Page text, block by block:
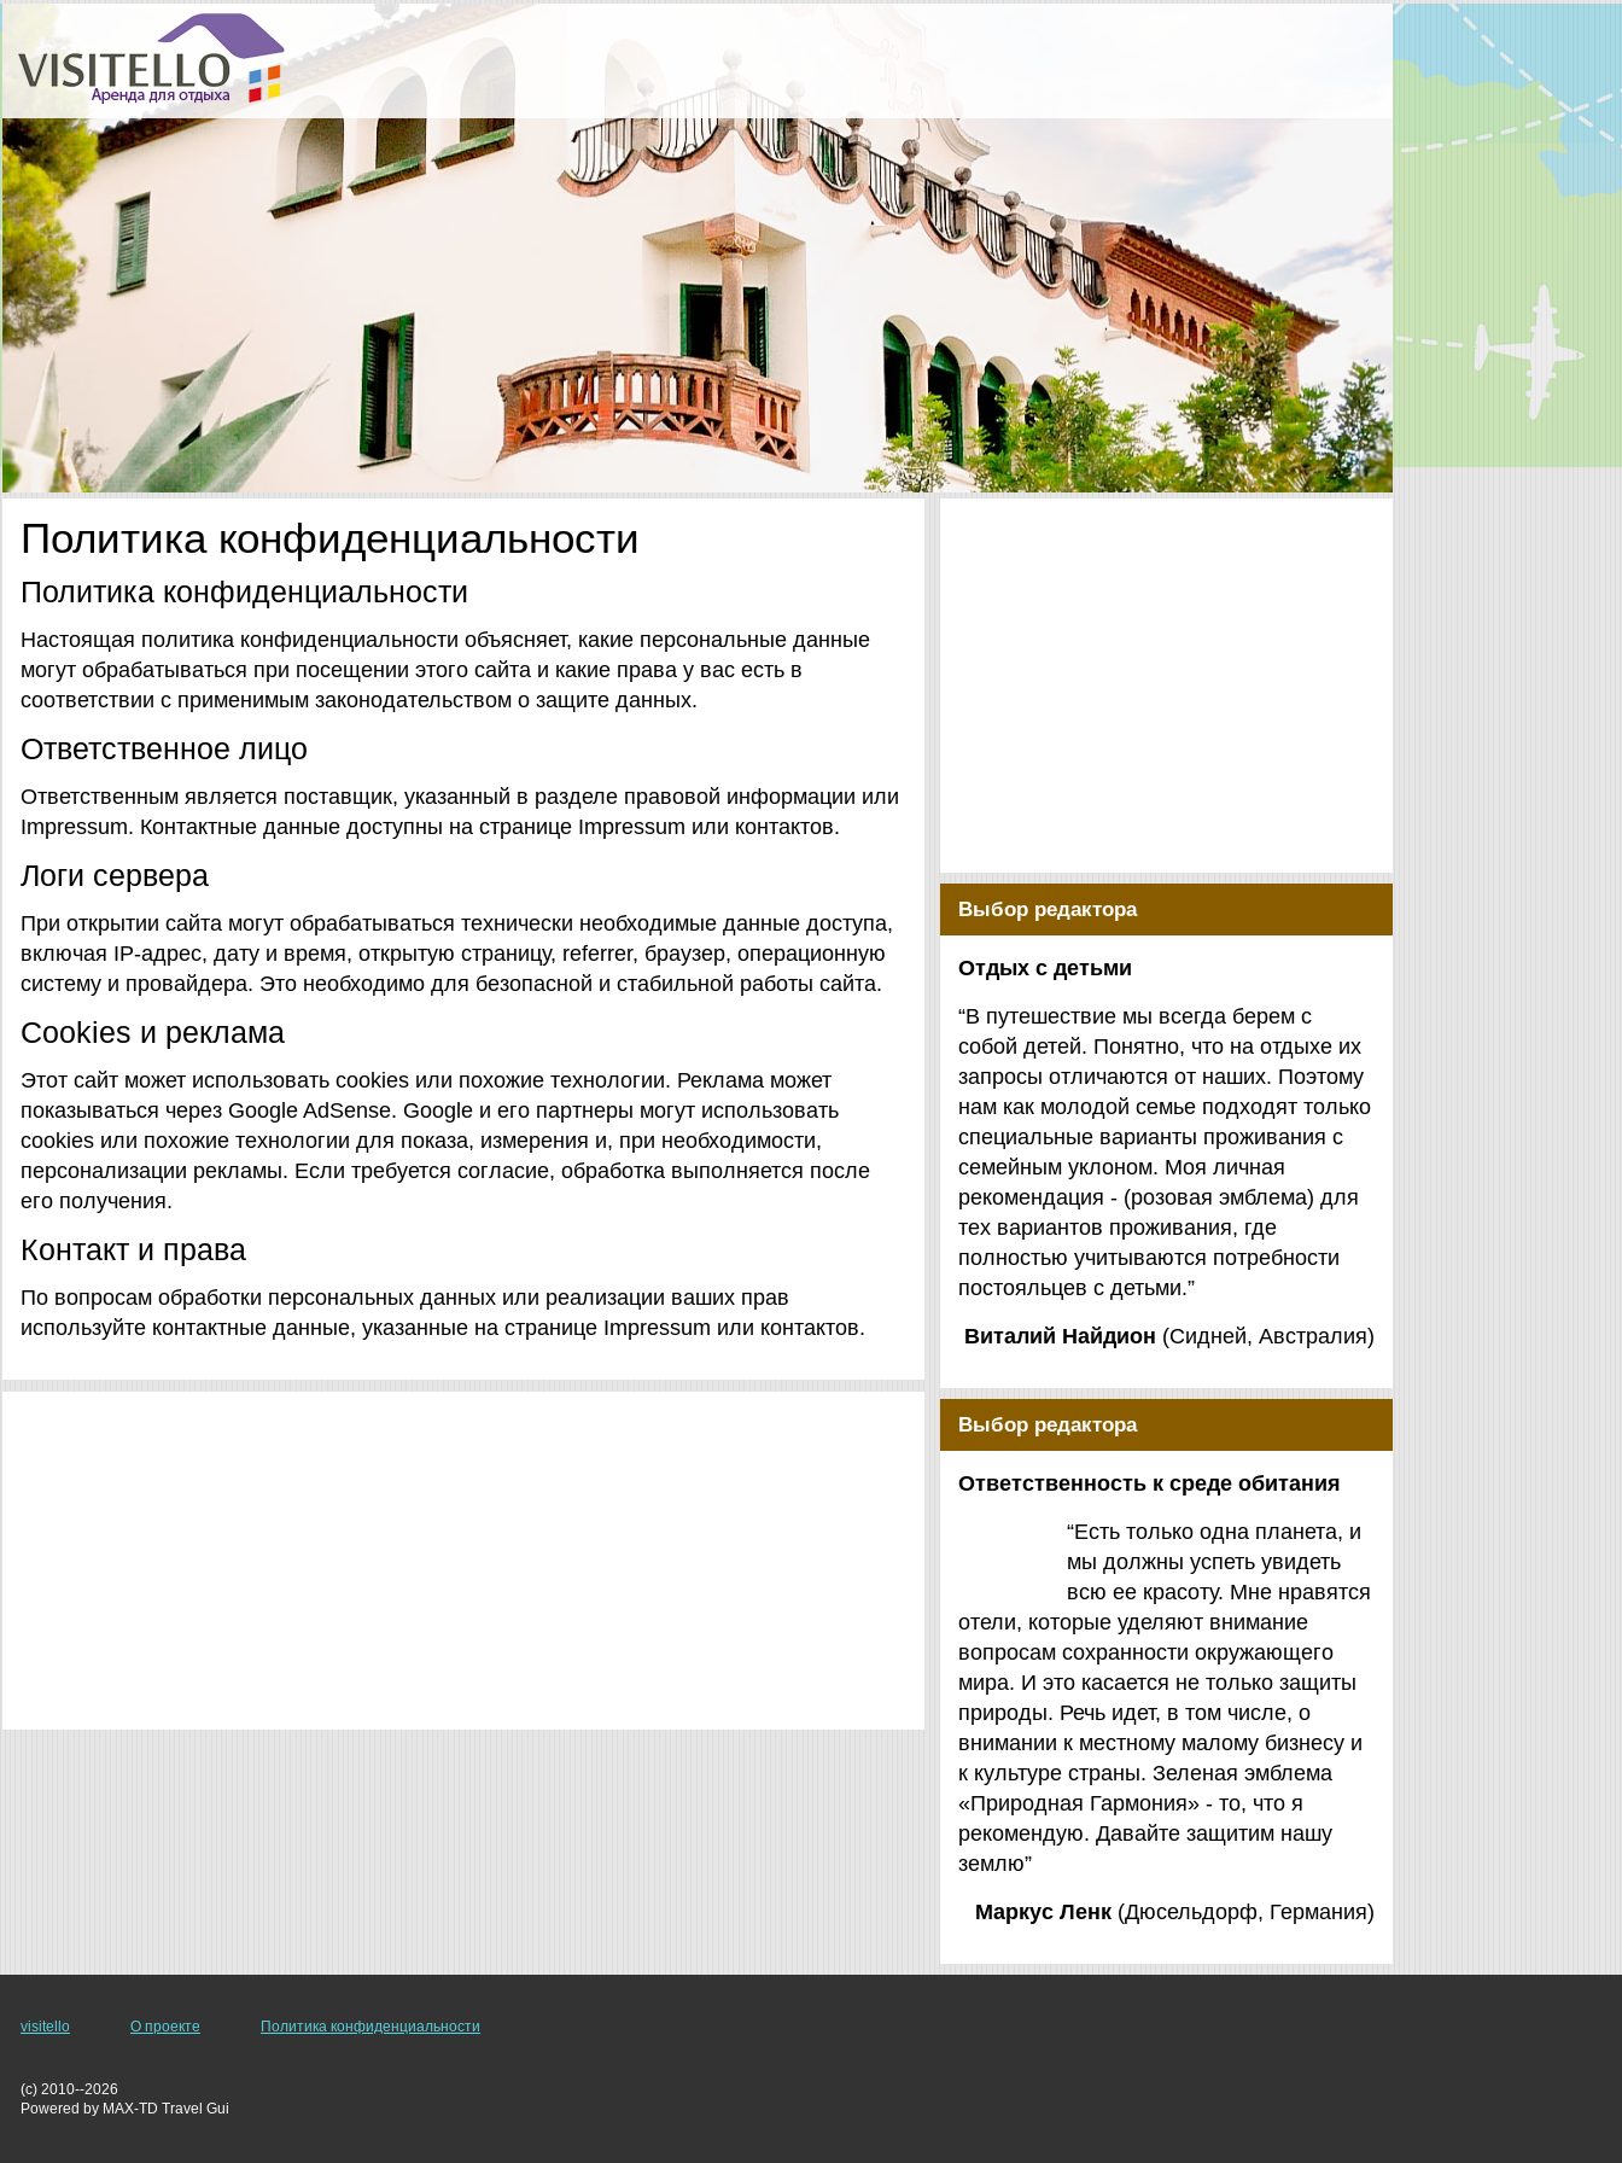
Политика конфиденциальности
Политика конфиденциальности
Настоящая политика конфиденциальности объясняет, какие персональные данные
могут обрабатываться при посещении этого сайта и какие права у вас есть в
соответствии с применимым законодательством о защите данных.
Ответственное лицо
Ответственным является поставщик, указанный в разделе правовой информации или
Impressum. Контактные данные доступны на странице Impressum или контактов.
Логи сервера
При открытии сайта могут обрабатываться технически необходимые данные доступа,
включая IP-адрес, дату и время, открытую страницу, referrer, браузер, операционную
систему и провайдера. Это необходимо для безопасной и стабильной работы сайта.
Cookies и реклама
Этот сайт может использовать cookies или похожие технологии. Реклама может
показываться через Google AdSense. Google и его партнеры могут использовать
cookies или похожие технологии для показа, измерения и, при необходимости,
персонализации рекламы. Если требуется согласие, обработка выполняется после
его получения.
Контакт и права
По вопросам обработки персональных данных или реализации ваших прав
используйте контактные данные, указанные на странице Impressum или контактов.
Выбор редактора
Отдых с детьми
“В путешествие мы всегда берем с
собой детей. Понятно, что на отдыхе их
запросы отличаются от наших. Поэтому
нам как молодой семье подходят только
специальные варианты проживания с
семейным уклоном. Моя личная
рекомендация - (розовая эмблема) для
тех вариантов проживания, где
полностью учитываются потребности
постояльцев с детьми.”
Виталий Найдион (Сидней, Австралия)
Выбор редактора
Ответственность к среде обитания
“Есть только одна планета, и
мы должны успеть увидеть
всю ее красоту. Мне нравятся
отели, которые уделяют внимание
вопросам сохранности окружающего
мира. И это касается не только защиты
природы. Речь идет, в том числе, о
внимании к местному малому бизнесу и
к культуре страны. Зеленая эмблема
«Природная Гармония» - то, что я
рекомендую. Давайте защитим нашу
землю”
Маркус Ленк (Дюсельдорф, Германия)
visitello О проекте Политика конфиденциальности
(c) 2010--2026
Powered by MAX-TD Travel Gui